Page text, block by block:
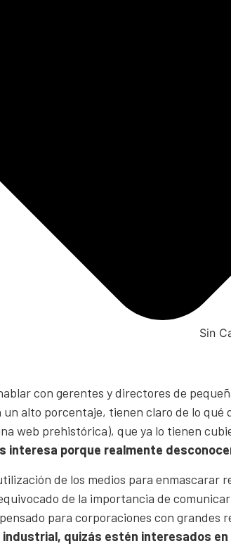
Sin
con gerentes y directores de
un alto porcentaje, tienen claro de lo
web prehistórica), que ya lo tienen
interesa porque realmente
de los medios para enmascarar
de la importancia de
para corporaciones con grandes
quizás estén interesados